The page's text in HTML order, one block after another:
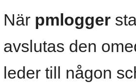
När pmlogger
avslutas den
leder till någon